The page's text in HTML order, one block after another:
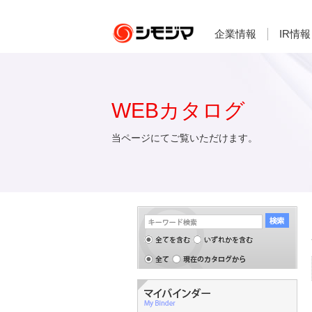
企業情報
IR情報
WEBカタログ
当ページにてご覧いただけます。